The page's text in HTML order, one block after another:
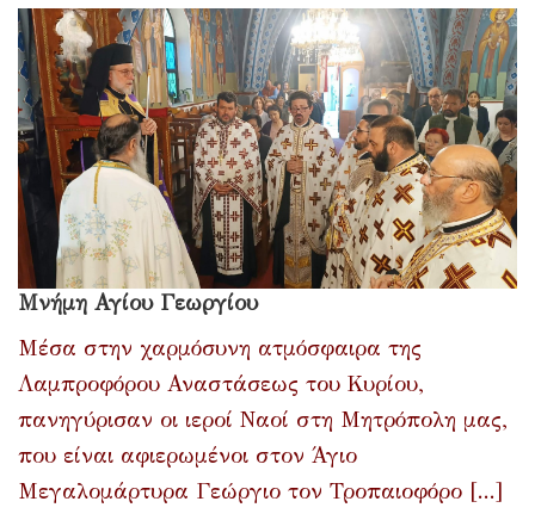
Μνήμη Αγίου Γεωργίου
Μέσα στην χαρμόσυνη ατμόσφαιρα της
Λαμπροφόρου Αναστάσεως του Κυρίου,
πανηγύρισαν οι ιεροί Ναοί στη Μητρόπολη μας,
που είναι αφιερωμένοι στον Άγιο
Μεγαλομάρτυρα Γεώργιο τον Τροπαιοφόρο [...]